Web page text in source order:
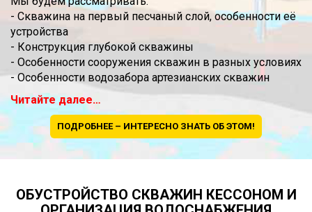
- Скважина на первый песчаный слой, особенности её
устройства
- Конструкция глубокой скважины
- Особенности сооружения скважин в разных условиях
- Особенности водозабора артезианских скважин
Читайте далее…
ПОДРОБНЕЕ – ИНТЕРЕСНО ЗНАТЬ ОБ ЭТОМ!
ОБУСТРОЙСТВО СКВАЖИН КЕССОНОМ И